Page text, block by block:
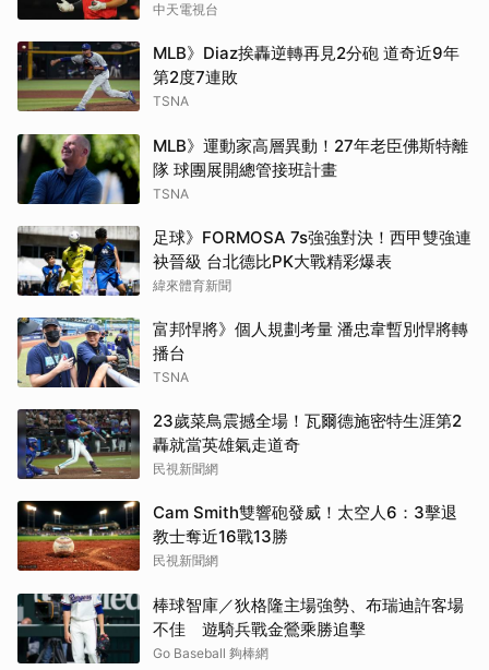
中天電視台
MLB》Diaz挨轟逆轉再見2分砲 道奇近9年
第2度7連敗
TSNA
MLB》運動家高層異動！27年老臣佛斯特離
隊 球團展開總管接班計畫
TSNA
足球》FORMOSA 7s強強對決！西甲雙強連
袂晉級 台北德比PK大戰精彩爆表
緯來體育新聞
富邦悍將》個人規劃考量 潘忠韋暫別悍將轉
播台
TSNA
23歲菜鳥震撼全場！瓦爾德施密特生涯第2
轟就當英雄氣走道奇
民視新聞網
Cam Smith雙響砲發威！太空人6：3擊退
教士奪近16戰13勝
民視新聞網
棒球智庫／狄格隆主場強勢、布瑞迪許客場
不佳 遊騎兵戰金鶯乘勝追擊
Go Baseball 夠棒網